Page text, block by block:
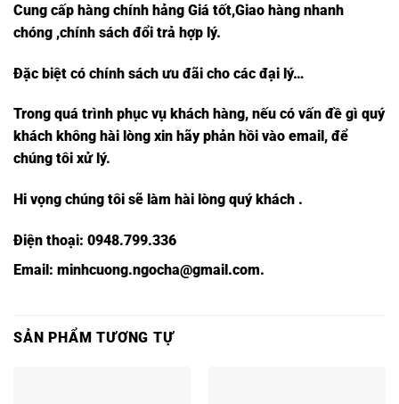
Cung cấp hàng chính hảng Giá tốt,Giao hàng nhanh
chóng ,chính sách đổi trả hợp lý.
Đặc biệt có chính sách ưu đãi cho các đại lý…
Trong quá trình phục vụ khách hàng, nếu có vấn đề gì quý
khách không hài lòng xin hãy phản hồi vào email, để
chúng tôi xử lý.
Hi vọng chúng tôi sẽ làm hài lòng quý khách .
Điện thoại: 0948.799.336
Email: minhcuong.ngocha@gmail.com.
SẢN PHẨM TƯƠNG TỰ